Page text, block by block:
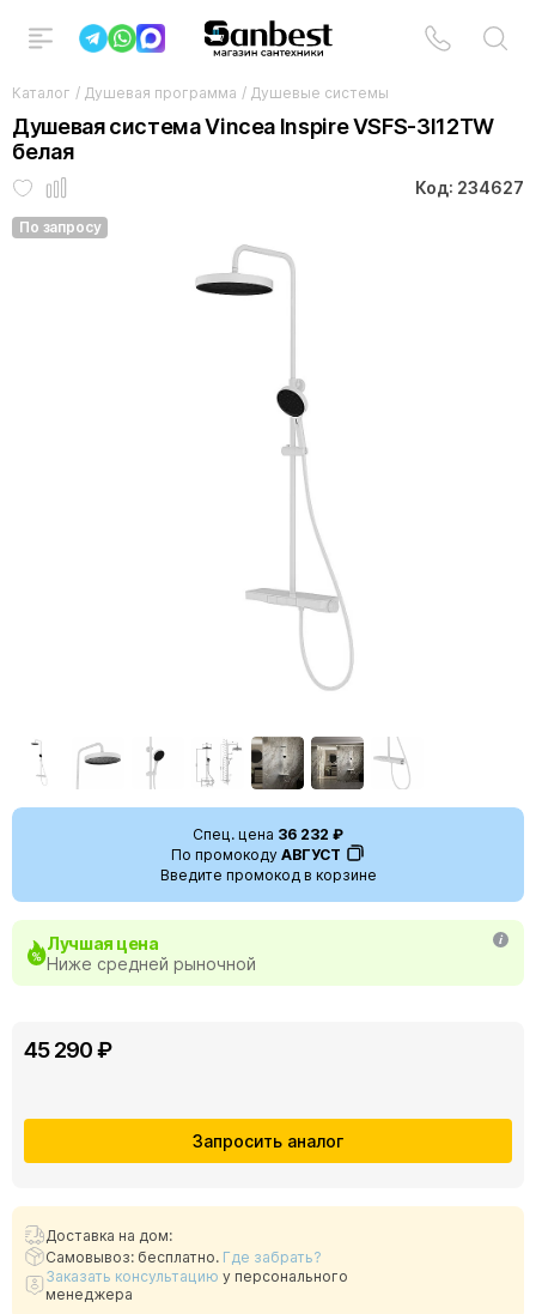
Каталог / Душевая программа / Душевые системы
Душевая система Vincea Inspire VSFS-3I12TW
белая
Код: 234627
По запросу
Спец. цена 36 232 ₽
По промокоду АВГУСТ
Введите промокод в корзине
Лучшая цена
Ниже средней рыночной
45 290 ₽
Запросить аналог
Доставка на дом:
Самовывоз: бесплатно. Где забрать?
Заказать консультацию у персонального
менеджера